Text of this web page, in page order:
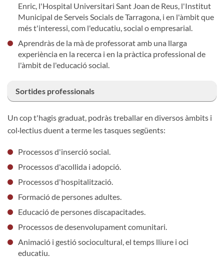
Enric, l'Hospital Universitari Sant Joan de Reus, l'Institut
Municipal de Serveis Socials de Tarragona, i en l'àmbit que
més t'interessi, com l'educatiu, social o empresarial.
Aprendràs de la mà de professorat amb una llarga
experiència en la recerca i en la pràctica professional de
l'àmbit de l'educació social.
Sortides professionals
Un cop t'hagis graduat, podràs treballar en diversos àmbits i
col·lectius duent a terme les tasques següents:
Processos d'inserció social.
Processos d'acollida i adopció.
Processos d'hospitalització.
Formació de persones adultes.
Educació de persones discapacitades.
Processos de desenvolupament comunitari.
Animació i gestió sociocultural, el temps lliure i oci
educatiu.